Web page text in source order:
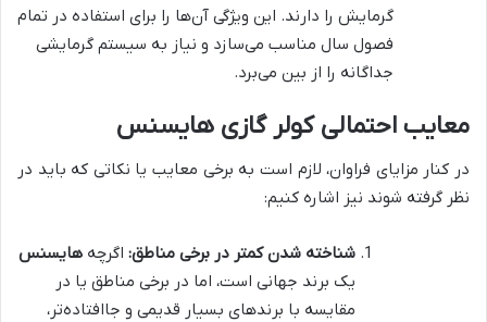
گرمایش را دارند. این ویژگی آن‌ها را برای استفاده در تمام
فصول سال مناسب می‌سازد و نیاز به سیستم گرمایشی
جداگانه را از بین می‌برد.
معایب احتمالی کولر گازی هایسنس
در کنار مزایای فراوان، لازم است به برخی معایب یا نکاتی که باید در
نظر گرفته شوند نیز اشاره کنیم:
شناخته شدن کمتر در برخی مناطق: اگرچه هایسنس
یک برند جهانی است، اما در برخی مناطق یا در
مقایسه با برندهای بسیار قدیمی و جاافتاده‌تر،